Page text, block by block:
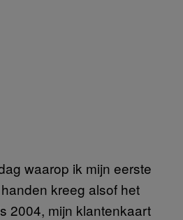
waarop ik mijn eerste
kreeg alsof het
2004, mijn klantenkaart